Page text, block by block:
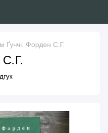
Ґуччі. Форден С.Г.
С.Г.